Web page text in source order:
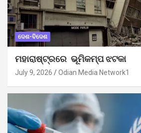
ଦେଶ-ବିଦେଶ
ମହାରାଷ୍ଟ୍ରରେ ଭୂମିକମ୍ପ ଝଟକା
July 9, 2026 Odian Media Network1